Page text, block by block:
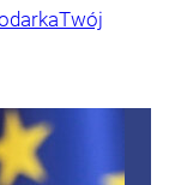
Twój